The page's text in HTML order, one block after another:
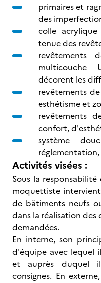
primaires et
des
colle
tenue des
revêtements
décorent les
revêtements
esthétisme et
revêtements
confort,
système
Activités visées :
Sous la
moquettiste
de bâtiments neufs
dans la réalisation
demandées.
En interne, son
d'équipe avec lequel
et auprès duquel
consignes. En